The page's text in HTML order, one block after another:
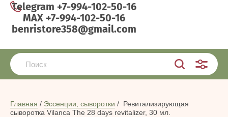
Telegram +7-994-102-50-16
MAX +7-994-102-50-16
benristore358@gmail.com
Главная / Эссенции, сыворотки / Ревитализирующая
сыворотка Vilanca The 28 days revitalizer, 30 мл.